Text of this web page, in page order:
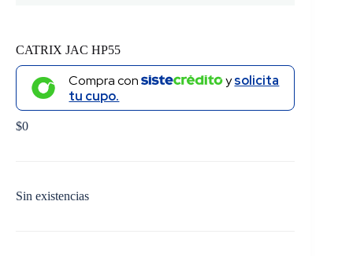
CATRIX JAC HP55
Compra con ysolicita
tu cupo.
$0
Sin existencias